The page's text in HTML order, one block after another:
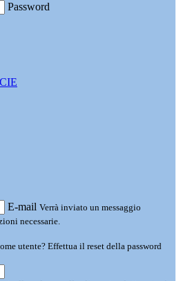
Password
E-mail Verrà inviato un messaggio
necessarie.
utente? Effettua il reset della password